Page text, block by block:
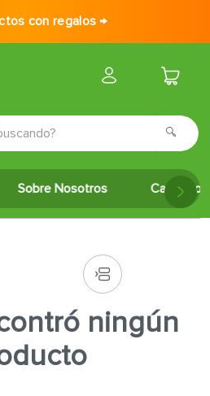
con regalos →
Sobre Nosotros Catálogo
ningún
TÉRMINOS MÁS BUSCADOS
1.
porcelanato
2.
ceramica
puertas
cerradura
6.
azulejo
7.
fachaleta